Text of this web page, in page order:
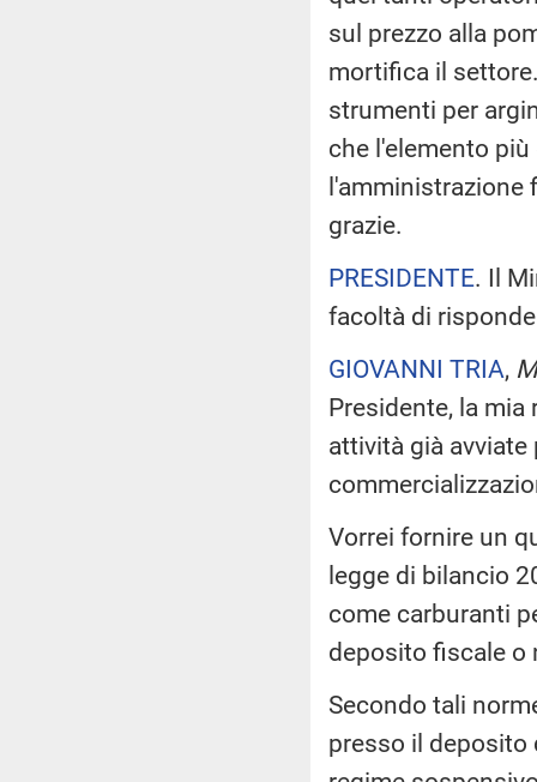
sul prezzo alla
mortifica il
strumenti per
che l'elemento
l'amministrazione
grazie.
PRESIDENTE. Il
facoltà di
GIOVANNI TRIA,
Presidente, la
attività già
Vorrei fornire un
legge di bilancio
come carburanti
deposito fiscale o
Secondo tali
presso il deposito